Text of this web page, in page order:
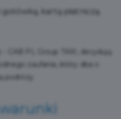
gotówką, kartą płatniczą
- CAB PL Group TAXI, decydują
zaufania, który dba o
podróży.